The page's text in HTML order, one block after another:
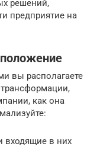
решений,
предприятие на
вы располагаете
как она
входящие в них